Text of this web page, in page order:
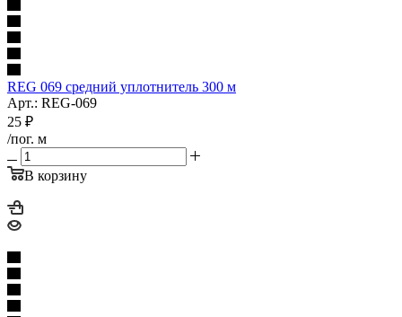
REG 069 средний уплотнитель 300 м
Арт.: REG-069
25 ₽
/пог. м
В корзину